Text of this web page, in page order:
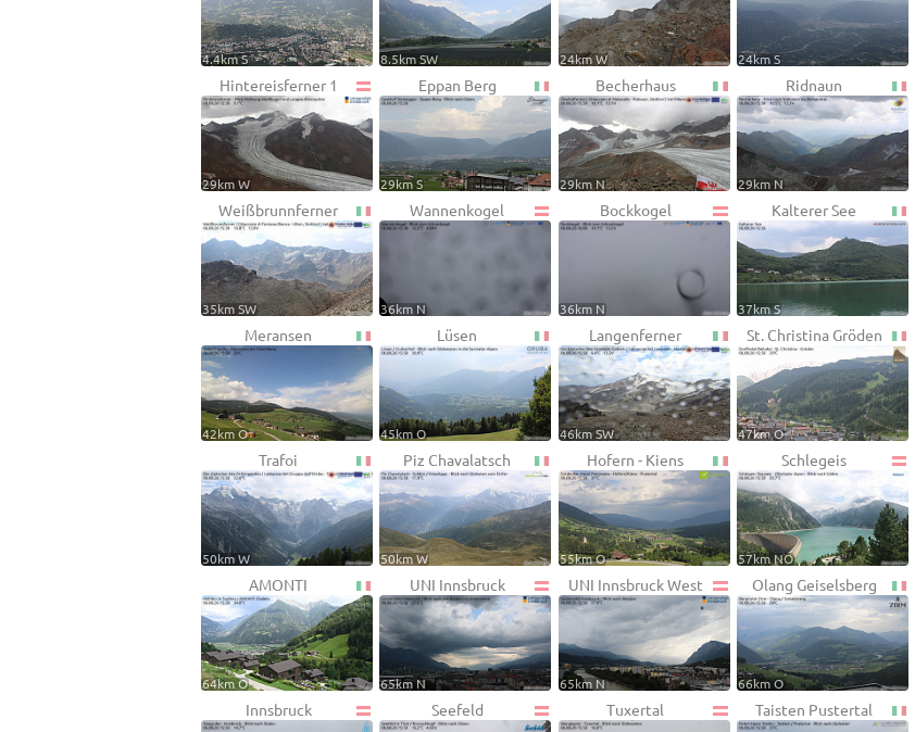
4.4km S 8.5km SW 24km W 24km S
Hintereisferner 1
29km W
Eppan Berg
29km S
Becherhaus
29km N
Ridnaun
29km N
Weißbrunnferner
35km SW
Wannenkogel
36km N
Bockkogel
36km N
Kalterer See
37km S
Meransen
42km O
Lüsen
45km O
Langenferner
46km SW
St. Christina Gröden
47km O
Trafoi
50km W
Piz Chavalatsch
50km W
Hofern - Kiens
55km O
Schlegeis
57km NO
AMONTI
64km O
UNI Innsbruck
65km N
UNI Innsbruck West
65km N
Olang Geiselsberg
66km O
Innsbruck Seefeld Tuxertal Taisten Pustertal